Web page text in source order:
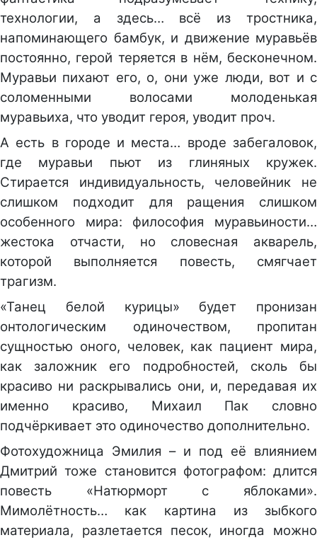
технологии, а здесь… всё из тростника,
напоминающего бамбук, и движение муравьёв
постоянно, герой теряется в нём, бесконечном.
Муравьи пихают его, о, они уже люди, вот и с
соломенными волосами молоденькая
муравьиха, что уводит героя, уводит проч.
А есть в городе и места… вроде забегаловок,
где муравьи пьют из глиняных кружек.
Стирается индивидуальность, человейник не
слишком подходит для ращения слишком
особенного мира: философия муравьиности…
жестока отчасти, но словесная акварель,
которой выполняется повесть, смягчает
трагизм.
«Танец белой курицы» будет пронизан
онтологическим одиночеством, пропитан
сущностью оного, человек, как пациент мира,
как заложник его подробностей, сколь бы
красиво ни раскрывались они, и, передавая их
именно красиво, Михаил Пак словно
подчёркивает это одиночество дополнительно.
Фотохудожница Эмилия – и под её влиянием
Дмитрий тоже становится фотографом: длится
повесть «Натюрморт с яблоками».
Мимолётность… как картина из зыбкого
материала, разлетается песок, иногда можно